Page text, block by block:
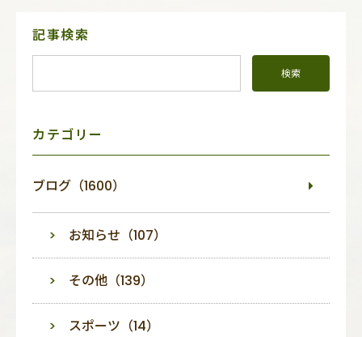
サ
ニ
記事検索
カテゴリー
ブログ（1600）
お知らせ（107）
その他（139）
スポーツ（14）